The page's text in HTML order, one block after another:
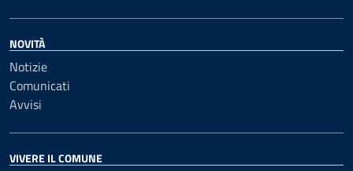
NOVITÀ
Notizie
Comunicati
Avvisi
VIVERE IL COMUNE